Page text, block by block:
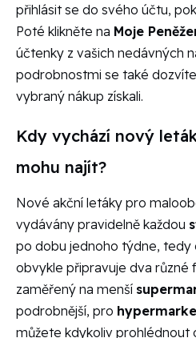
přihlásit se do svého účtu,
Poté klikněte na Moje
účtenky z vašich nedávných
podrobnostmi se také
vybraný nákup získali.
Kdy vychází nový
mohu najít?
Nové akční letáky pro
vydávány pravidelně každou
po dobu jednoho týdne, tedy
obvykle připravuje dva různé
zaměřený na menší
podrobnější, pro
můžete kdykoliv prohlédnout